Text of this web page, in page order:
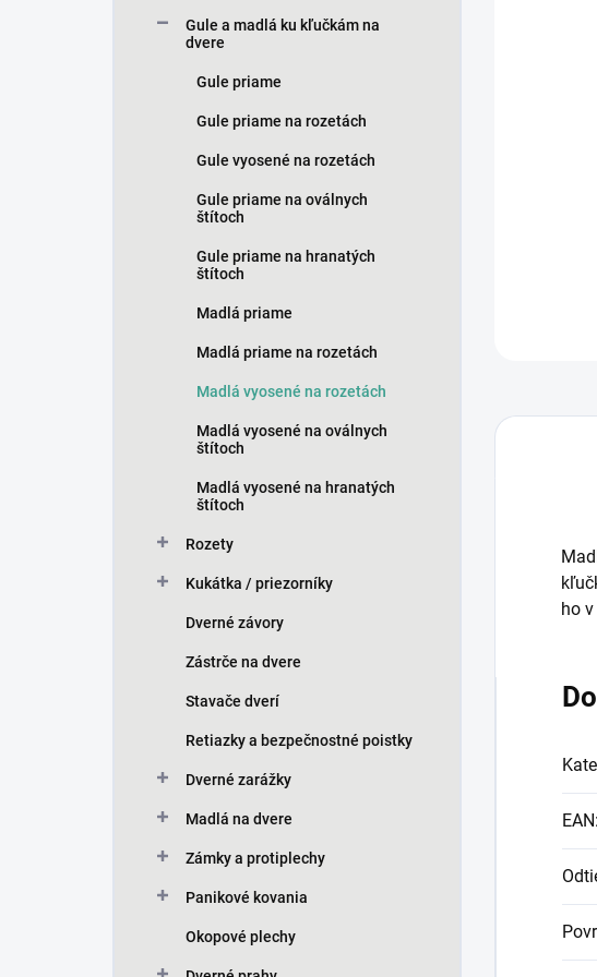
Gule a madlá ku kľučkám na
dvere
Gule priame
Gule priame na rozetách
Gule vyosené na rozetách
Gule priame na oválnych
štítoch
Gule priame na hranatých
štítoch
Madlá priame
Madlá priame na rozetách
Madlá vyosené na rozetách
Madlá vyosené na oválnych
štítoch
Madlá vyosené na hranatých
štítoch
Rozety
Kukátka / priezorníky
Dverné závory
Zástrče na dvere
Stavače dverí
Retiazky a bezpečnostné poistky
Dverné zarážky
Madlá na dvere
Zámky a protiplechy
Panikové kovania
Okopové plechy
ho
EAN: